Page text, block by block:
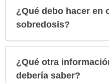
¿Qué debo hacer en
sobredosis?
¿Qué otra
debería saber?